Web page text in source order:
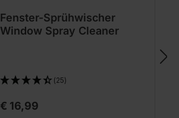
Fenster-Sprühwischer
Window Spray Cleaner
(25)
€ 16,99